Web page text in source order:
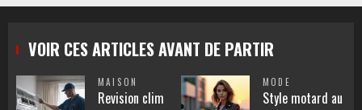
VOIR CES ARTICLES AVANT DE PARTIR
MAISON
Revision clim
MODE
Style motard au